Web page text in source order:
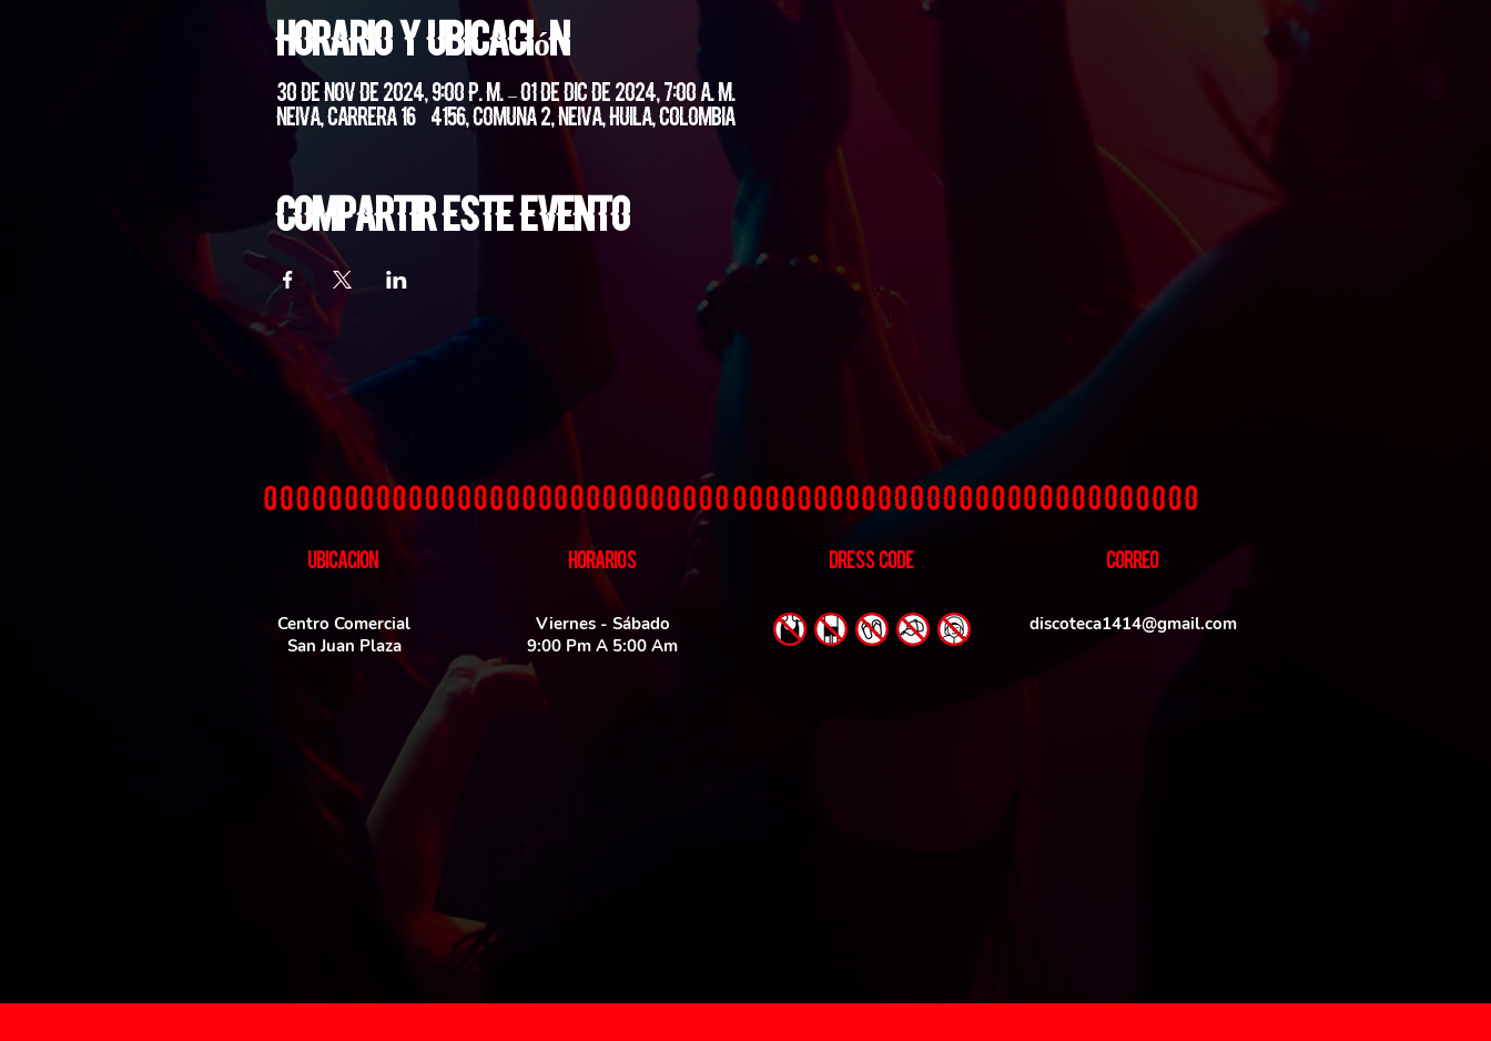
Horario y ubicación
30 de nov de 2024, 9:00 p. m. – 01 de dic de 2024, 7:00 a. m.
Neiva, Carrera 16 #4156, Comuna 2, Neiva, Huila, Colombia
Compartir este evento
UBICACIoN HORARIOS DRESS CODE CORREO
Centro Comercial
San Juan Plaza
Viernes - Sábado
9:00 Pm A 5:00 Am
discoteca1414@gmail.com